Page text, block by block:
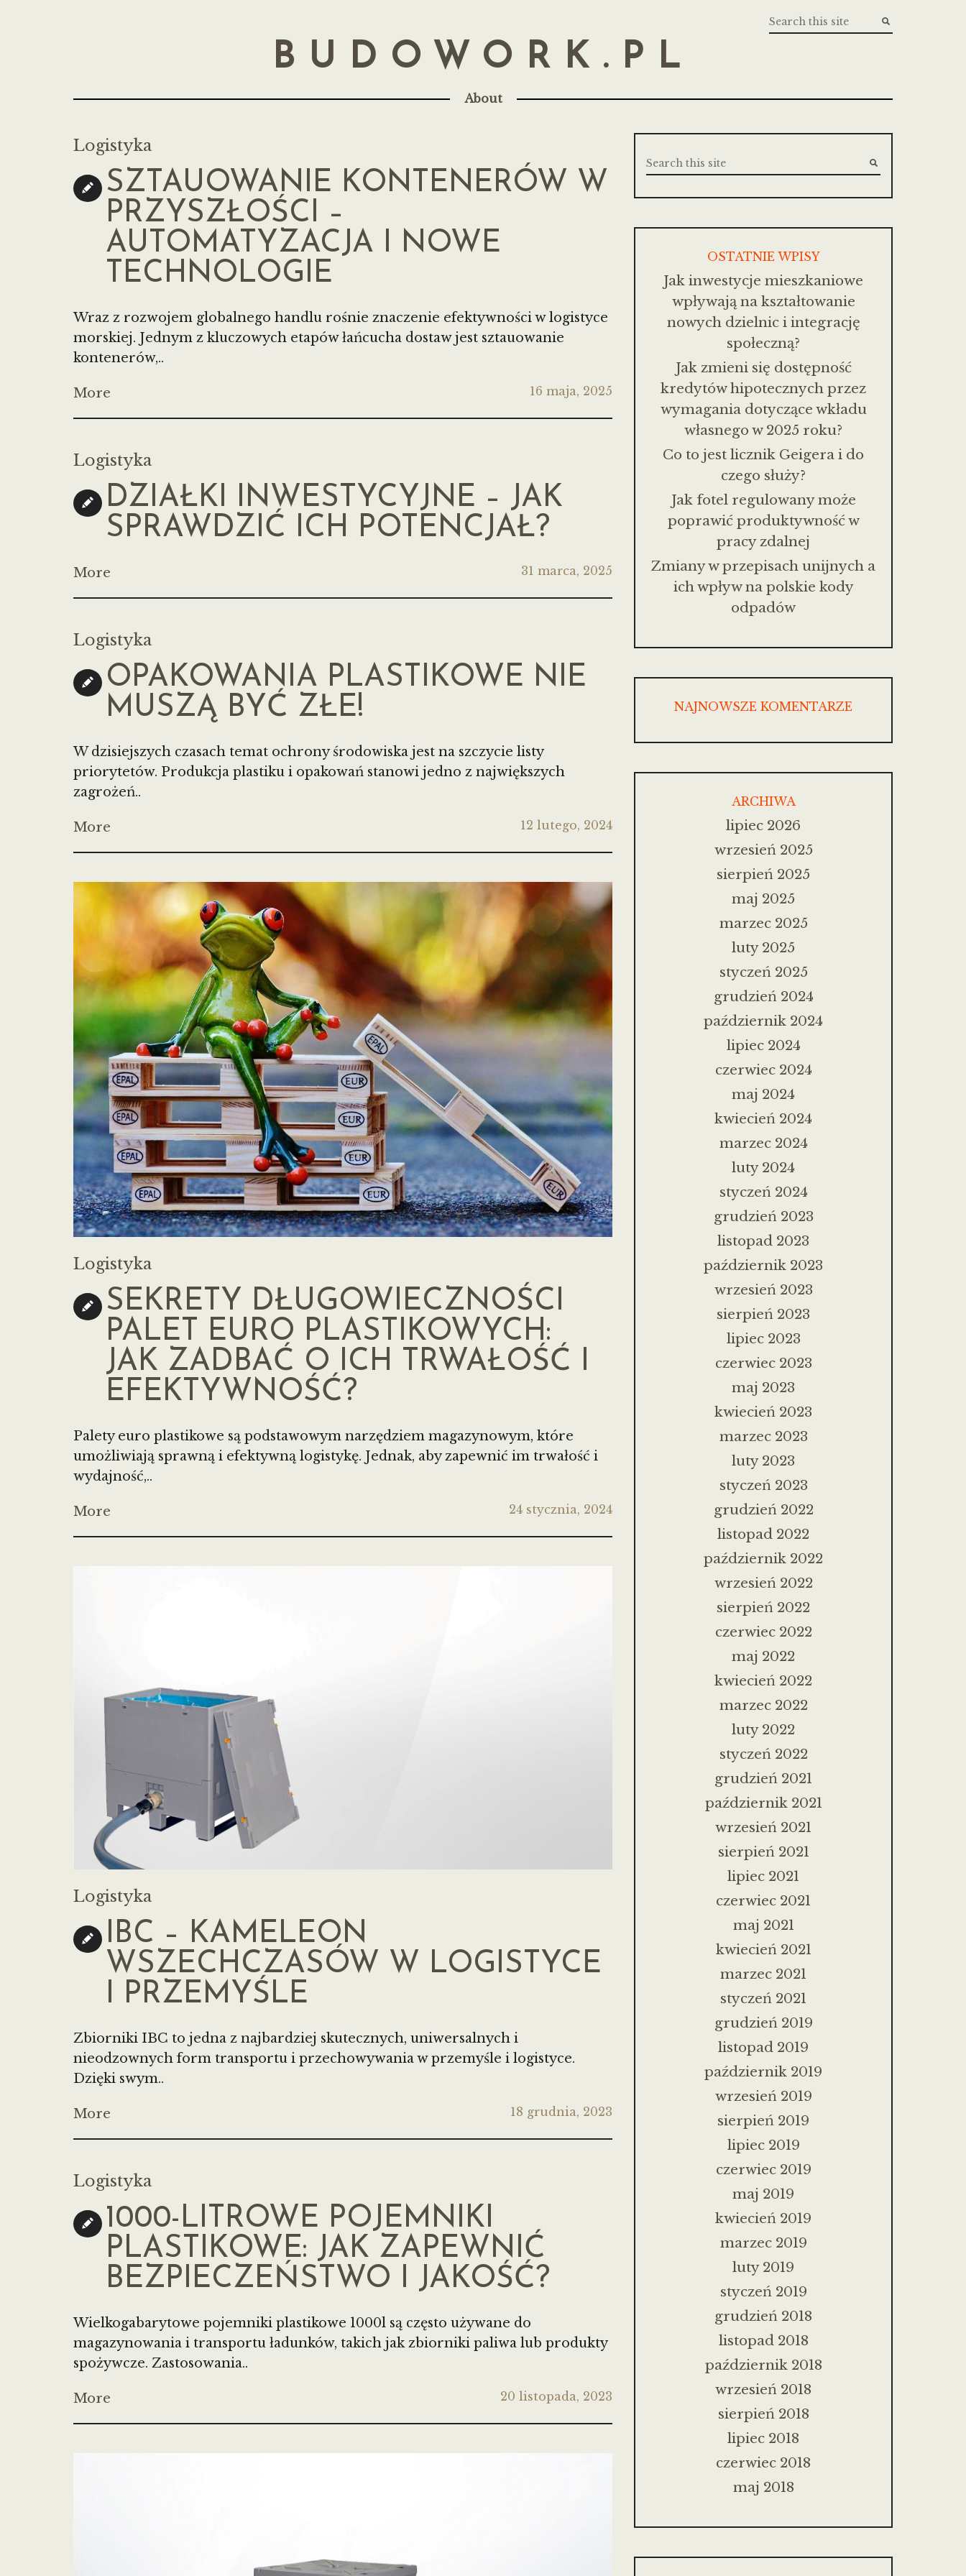
BUDOWORK.PL
About
Logistyka
SZTAUOWANIE KONTENERÓW W
PRZYSZŁOŚCI –
AUTOMATYZACJA I NOWE
TECHNOLOGIE
Wraz z rozwojem globalnego handlu rośnie znaczenie efektywności w logistyce
morskiej. Jednym z kluczowych etapów łańcucha dostaw jest sztauowanie
kontenerów,..
More 16 maja, 2025
Logistyka
DZIAŁKI INWESTYCYJNE – JAK
SPRAWDZIĆ ICH POTENCJAŁ?
More 31 marca, 2025
Logistyka
OPAKOWANIA PLASTIKOWE NIE
MUSZĄ BYĆ ZŁE!
W dzisiejszych czasach temat ochrony środowiska jest na szczycie listy
priorytetów. Produkcja plastiku i opakowań stanowi jedno z największych
zagrożeń..
More 12 lutego, 2024
Logistyka
SEKRETY DŁUGOWIECZNOŚCI
PALET EURO PLASTIKOWYCH:
JAK ZADBAĆ O ICH TRWAŁOŚĆ I
EFEKTYWNOŚĆ?
Palety euro plastikowe są podstawowym narzędziem magazynowym, które
umożliwiają sprawną i efektywną logistykę. Jednak, aby zapewnić im trwałość i
wydajność,..
More 24 stycznia, 2024
Logistyka
IBC – KAMELEON
WSZECHCZASÓW W LOGISTYCE
I PRZEMYŚLE
Zbiorniki IBC to jedna z najbardziej skutecznych, uniwersalnych i
nieodzownych form transportu i przechowywania w przemyśle i logistyce.
Dzięki swym..
More 18 grudnia, 2023
Logistyka
1000-LITROWE POJEMNIKI
PLASTIKOWE: JAK ZAPEWNIĆ
BEZPIECZEŃSTWO I JAKOŚĆ?
Wielkogabarytowe pojemniki plastikowe 1000l są często używane do
magazynowania i transportu ładunków, takich jak zbiorniki paliwa lub produkty
spożywcze. Zastosowania..
More 20 listopada, 2023
OSTATNIE WPISY
Jak inwestycje mieszkaniowe
wpływają na kształtowanie
nowych dzielnic i integrację
społeczną?
Jak zmieni się dostępność
kredytów hipotecznych przez
wymagania dotyczące wkładu
własnego w 2025 roku?
Co to jest licznik Geigera i do
czego służy?
Jak fotel regulowany może
poprawić produktywność w
pracy zdalnej
Zmiany w przepisach unijnych a
ich wpływ na polskie kody
odpadów
NAJNOWSZE KOMENTARZE
ARCHIWA
lipiec 2026
wrzesień 2025
sierpień 2025
maj 2025
marzec 2025
luty 2025
styczeń 2025
grudzień 2024
październik 2024
lipiec 2024
czerwiec 2024
maj 2024
kwiecień 2024
marzec 2024
luty 2024
styczeń 2024
grudzień 2023
listopad 2023
październik 2023
wrzesień 2023
sierpień 2023
lipiec 2023
czerwiec 2023
maj 2023
kwiecień 2023
marzec 2023
luty 2023
styczeń 2023
grudzień 2022
listopad 2022
październik 2022
wrzesień 2022
sierpień 2022
czerwiec 2022
maj 2022
kwiecień 2022
marzec 2022
luty 2022
styczeń 2022
grudzień 2021
październik 2021
wrzesień 2021
sierpień 2021
lipiec 2021
czerwiec 2021
maj 2021
kwiecień 2021
marzec 2021
styczeń 2021
grudzień 2019
listopad 2019
październik 2019
wrzesień 2019
sierpień 2019
lipiec 2019
czerwiec 2019
maj 2019
kwiecień 2019
marzec 2019
luty 2019
styczeń 2019
grudzień 2018
listopad 2018
październik 2018
wrzesień 2018
sierpień 2018
lipiec 2018
czerwiec 2018
maj 2018